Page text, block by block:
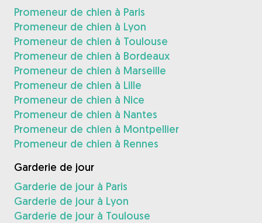
Promeneur de chien à Paris
Promeneur de chien à Lyon
Promeneur de chien à Toulouse
Promeneur de chien à Bordeaux
Promeneur de chien à Marseille
Promeneur de chien à Lille
Promeneur de chien à Nice
Promeneur de chien à Nantes
Promeneur de chien à Montpellier
Promeneur de chien à Rennes
Garderie de jour
Garderie de jour à Paris
Garderie de jour à Lyon
Garderie de jour à Toulouse